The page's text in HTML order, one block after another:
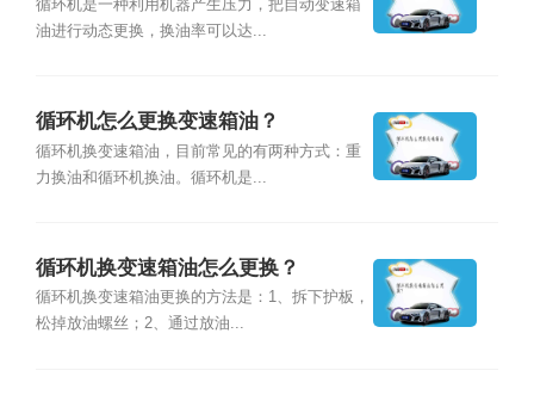
循环机是一种利用机器产生压力，把自动变速箱
油进行动态更换，换油率可以达...
循环机怎么更换变速箱油？
循环机换变速箱油，目前常见的有两种方式：重
力换油和循环机换油。循环机是...
循环机换变速箱油怎么更换？
循环机换变速箱油更换的方法是：1、拆下护板，
松掉放油螺丝；2、通过放油...